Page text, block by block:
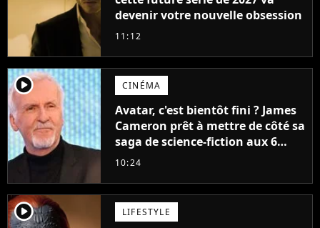
devenir votre nouvelle obsession
11:12
player2 CINÉMA
Avatar, c'est bientôt fini ? James
Cameron prêt à mettre de côté sa
saga de science-fiction aux 6
milliards de recettes
10:24
player2 LIFESTYLE